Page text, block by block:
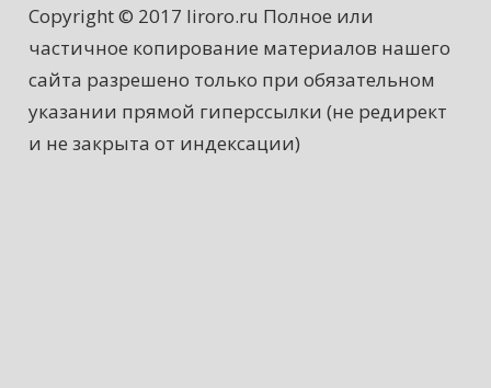
Copyright © 2017 liroro.ru Полное или
частичное копирование материалов нашего
сайта разрешено только при обязательном
указании прямой гиперссылки (не редирект
и не закрыта от индексации)